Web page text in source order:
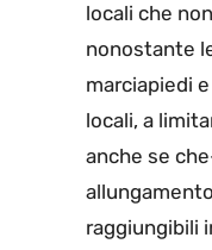
locali che
nonostante
marciapiedi
locali, a
anche se
raggiungibili